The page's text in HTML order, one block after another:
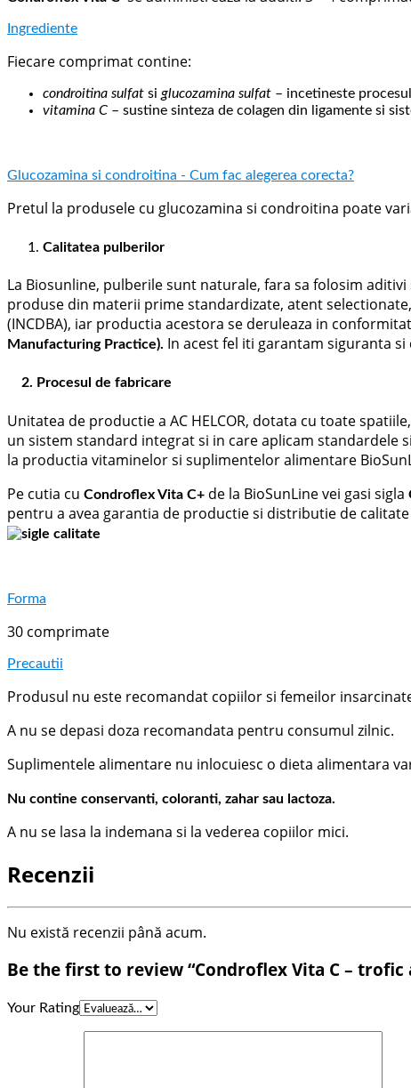
Ingrediente
Fiecare comprimat contine:
condroitina sulfat si glucozamina sulfat – incetineste
vitamina C – sustine sinteza de colagen din ligamente si
Glucozamina si condroitina - Cum fac alegerea corecta?
Pretul la produsele cu glucozamina si condroitina poate
Calitatea pulberilor
La Biosunline, pulberile sunt naturale, fara sa folosim
produse din materii prime standardizate, atent
(INCDBA), iar productia acestora se deruleaza in
Manufacturing Practice). In acest fel iti garantam siguranta
2. Procesul de fabricare
Unitatea de productie a AC HELCOR, dotata cu toate
un sistem standard integrat si in care aplicam
la productia vitaminelor si suplimentelor alimentare
Pe cutia cu Condroflex Vita C+ de la BioSunLine vei gasi sigla
pentru a avea garantia de productie si distributie de
Forma
30 comprimate
Precautii
Produsul nu este recomandat copiilor si femeilor
A nu se depasi doza recomandata pentru consumul zilnic.
Suplimentele alimentare nu inlocuiesc o dieta alimentara
Nu contine conservanti, coloranti, zahar sau lactoza.
A nu se lasa la indemana si la vederea copiilor mici.
Recenzii
Nu există recenzii până acum.
Be the first to review “Condroflex Vita C –
Your Rating